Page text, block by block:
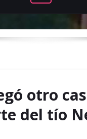
otro
del tío